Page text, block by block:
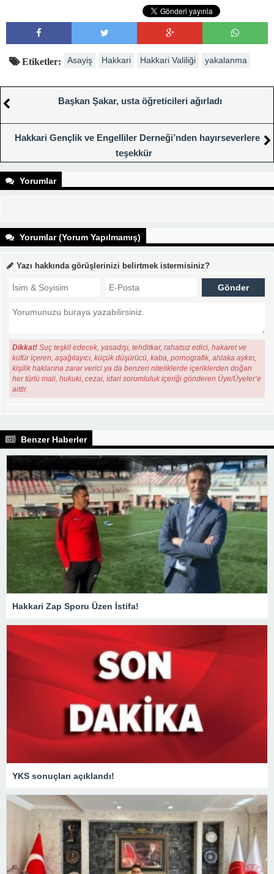
Etiketler: Asayiş Hakkari Hakkari Valiliği yakalanma
Başkan Şakar, usta öğreticileri ağırladı
Hakkari Gençlik ve Engelliler Derneği’nden hayırseverlere
teşekkür
Yorumlar
Yorumlar (Yorum Yapılmamış)
Yazı hakkında görüşlerinizi belirtmek istermisiniz?
Dikkat! Suç teşkil edecek, yasadışı, tehditkar, rahatsız edici, hakaret ve
küfür içeren, aşağılayıcı, küçük düşürücü, kaba, pornografik, ahlaka aykırı,
kişilik haklarına zarar verici ya da benzeri niteliklerde içeriklerden doğan
her türlü mali, hukuki, cezai, idari sorumluluk içeriği gönderen Üye/Üyeler’e
aittir.
Benzer Haberler
Hakkari Zap Sporu Üzen İstifa!
YKS sonuçları açıklandı!